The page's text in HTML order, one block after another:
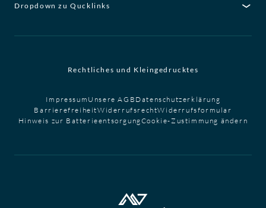
Dropdown zu Qucklinks
Rechtliches und Kleingedrucktes
Impressum Unsere AGB Datenschutzerklärung
BarrierefreiheitWiderrufsrechtWiderrufsformular
Hinweis zur BatterieentsorgungCookie-Zustimmung ändern